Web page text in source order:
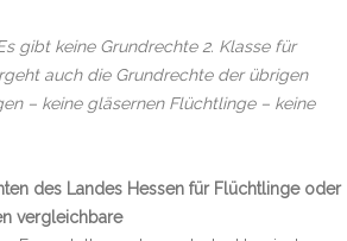
gibt keine Grundrechte 2. Klasse für
auch die Grundrechte der übrigen
– keine gläsernen Flüchtlinge – keine
des Landes Hessen für Flüchtlinge oder
vergleichbare